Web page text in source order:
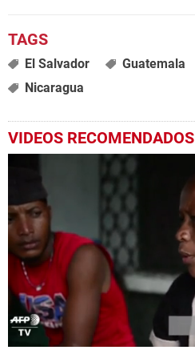
El Salvador Guatemala
Nicaragua
VIDEOS RECOMENDADOS